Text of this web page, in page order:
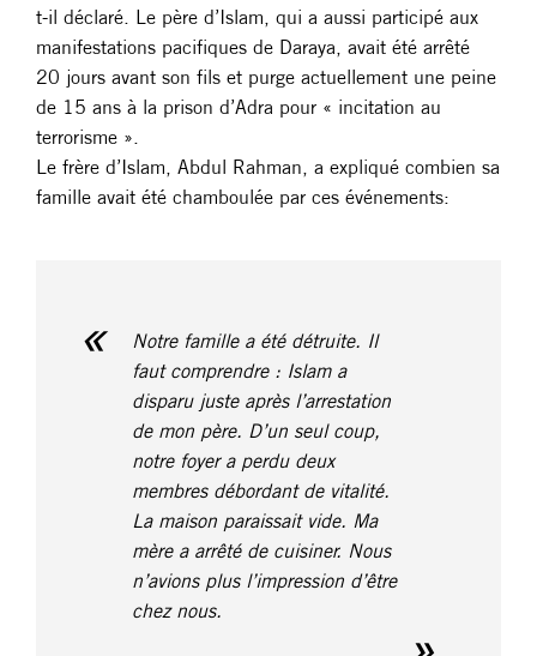
t-il déclaré. Le père d’Islam, qui a aussi participé aux
manifestations pacifiques de Daraya, avait été arrêté
20 jours avant son fils et purge actuellement une peine
de 15 ans à la prison d’Adra pour « incitation au
terrorisme ».
Le frère d’Islam, Abdul Rahman, a expliqué combien sa
famille avait été chamboulée par ces événements:
Notre famille a été détruite. Il
faut comprendre : Islam a
disparu juste après l’arrestation
de mon père. D’un seul coup,
notre foyer a perdu deux
membres débordant de vitalité.
La maison paraissait vide. Ma
mère a arrêté de cuisiner. Nous
n’avions plus l’impression d’être
chez nous.